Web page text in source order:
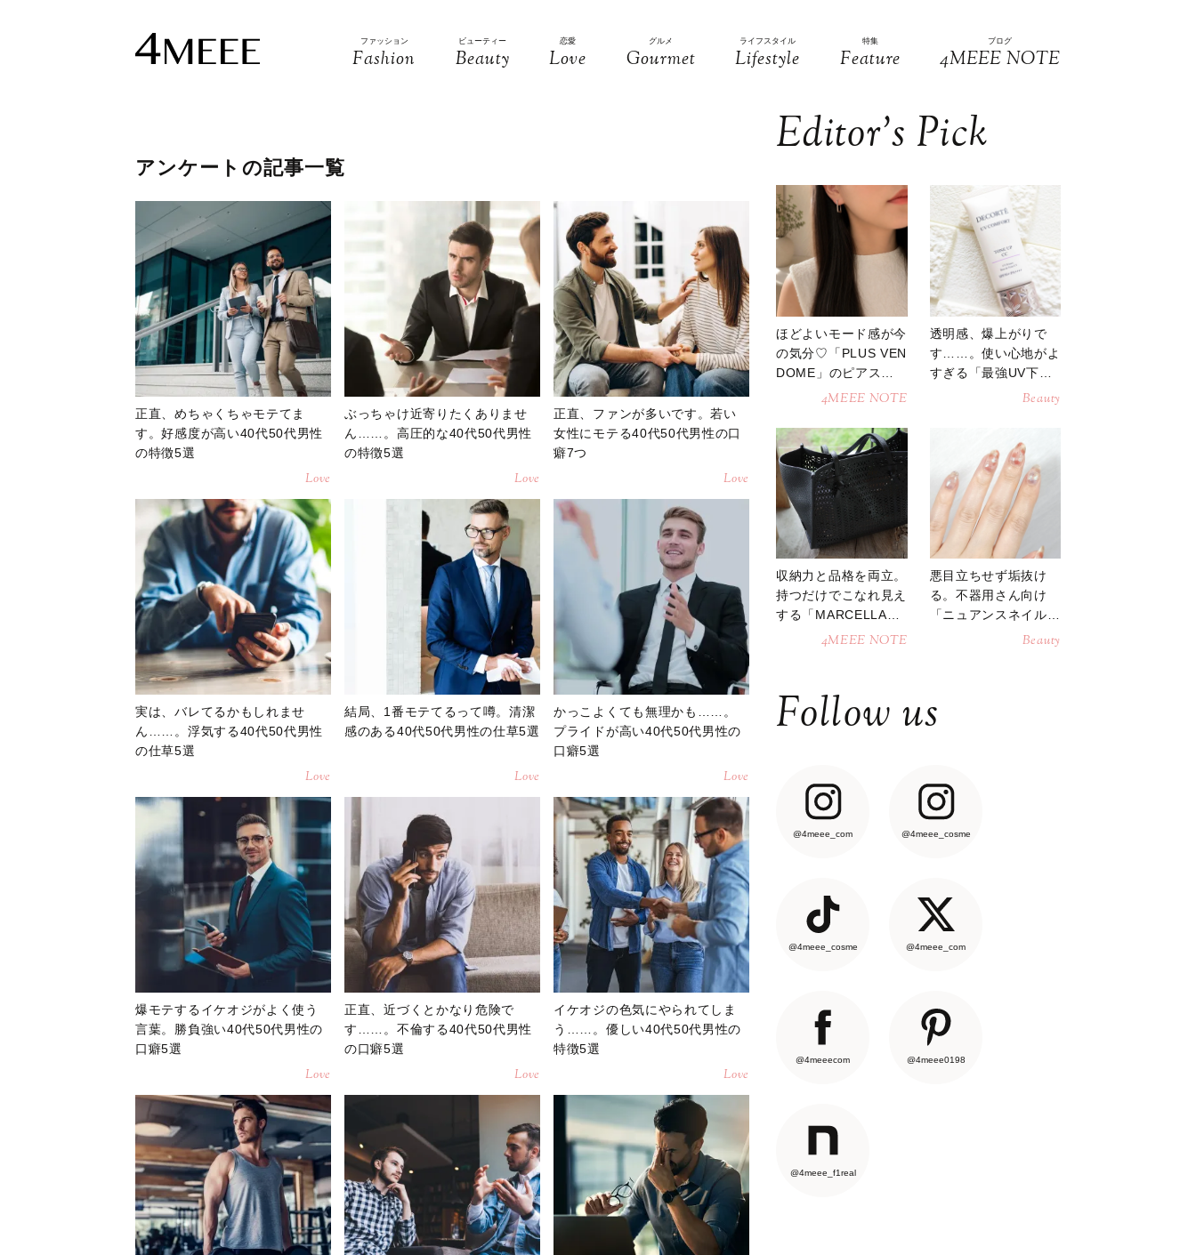
ファッション
Fashion
ビューティー
Beauty
恋愛
Love
グルメ
Gourmet
ライフスタイル
Lifestyle
特集
Feature
ブログ
4MEEE NOTE
アンケートの記事一覧
正直、めちゃくちゃモテてま
す。好感度が高い40代50代男性
の特徴5選
Love
ぶっちゃけ近寄りたくありませ
ん……。高圧的な40代50代男性
の特徴5選
Love
正直、ファンが多いです。若い
女性にモテる40代50代男性の口
癖7つ
Love
実は、バレてるかもしれませ
ん……。浮気する40代50代男性
の仕草5選
Love
結局、1番モテてるって噂。清潔
感のある40代50代男性の仕草5選
Love
かっこよくても無理かも……。
プライドが高い40代50代男性の
口癖5選
Love
爆モテするイケオジがよく使う
言葉。勝負強い40代50代男性の
口癖5選
Love
正直、近づくとかなり危険で
す……。不倫する40代50代男性
の口癖5選
Love
イケオジの色気にやられてしま
う……。優しい40代50代男性の
特徴5選
Love
Editor’s Pick
ほどよいモード感が今
の気分♡「PLUS VEN
DOME」のピアスが
4MEEE NOTE
透明感、爆上がりで
す……。使い心地がよ
すぎる「最強UV下
Beauty
収納力と品格を両立。
持つだけでこなれ見え
する「MARCELLAト
ートバッグ」4MEEE NOTE
悪目立ちせず垢抜け
る。不器用さん向け
「ニュアンスネイル」
Beauty
Follow us
@4meee_com @4meee_cosme
@4meee_cosme @4meee_com
@4meeecom @4meee0198
@4meee_f1real